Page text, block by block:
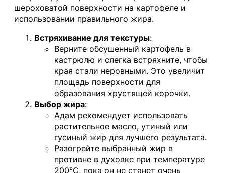
шероховатой поверхности на картофеле и
использовании правильного жира.
Встряхивание для текстуры:
Верните обсушенный картофель в
кастрюлю и слегка встряхните, чтобы
края стали неровными. Это увеличит
площадь поверхности для
образования хрустящей корочки.
Выбор жира:
Адам рекомендует использовать
растительное масло, утиный или
гусиный жир для лучшего результата.
Разогрейте выбранный жир в
противне в духовке при температуре
200°C, пока он не станет очень